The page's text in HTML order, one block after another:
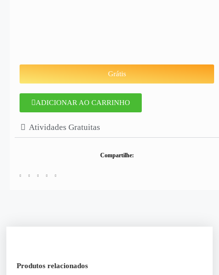
Grátis
ADICIONAR AO CARRINHO
Atividades Gratuitas
Compartilhe:
Produtos relacionados